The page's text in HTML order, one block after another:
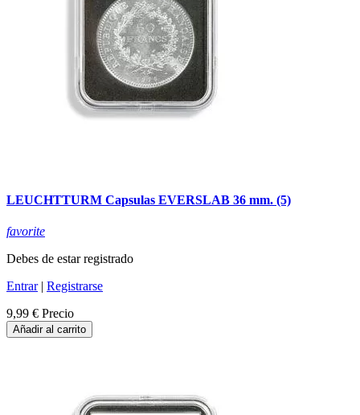
LEUCHTTURM Capsulas EVERSLAB 36 mm. (5)
favorite
Debes de estar registrado
Entrar| Registrarse
9,99 € Precio
Añadir al carrito